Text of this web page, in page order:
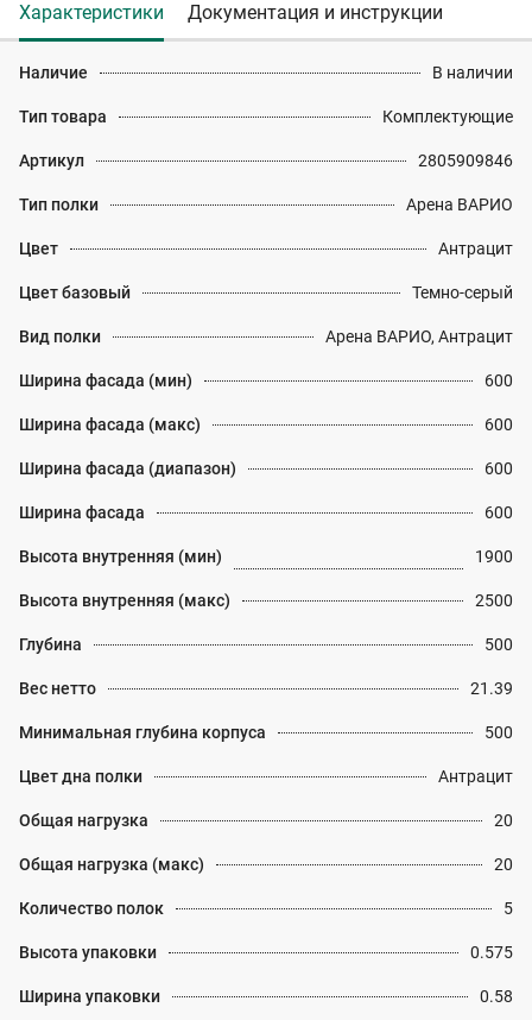
Характеристики Документация и инструкции
Наличие В наличии
Тип товара Комплектующие
Артикул 2805909846
Тип полки Арена ВАРИО
Цвет Антрацит
Цвет базовый Темно-серый
Вид полки Арена ВАРИО, Антрацит
Ширина фасада (мин) 600
Ширина фасада (макс) 600
Ширина фасада (диапазон) 600
Ширина фасада 600
Высота внутренняя (мин) 1900
Высота внутренняя (макс) 2500
Глубина 500
Вес нетто 21.39
Минимальная глубина корпуса 500
Цвет дна полки Антрацит
Общая нагрузка 20
Общая нагрузка (макс) 20
Количество полок 5
Высота упаковки 0.575
Ширина упаковки 0.58